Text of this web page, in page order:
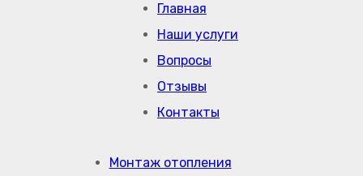
Главная
Наши услуги
Вопросы
Отзывы
Контакты
Монтаж отопления